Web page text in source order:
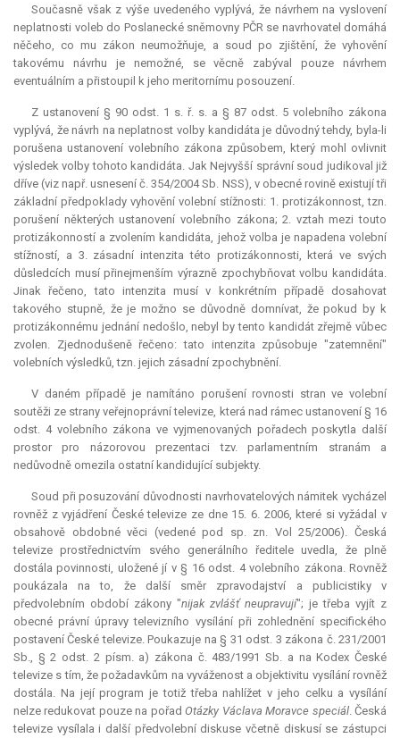
Současně však z výše uvedeného vyplývá, že návrhem na vyslovení
neplatnosti voleb do Poslanecké sněmovny PČR se navrhovatel domáhá
něčeho, co mu zákon neumožňuje, a soud po zjištění, že vyhovění
takovému návrhu je nemožné, se věcně zabýval pouze návrhem
eventuálním a přistoupil k jeho meritornímu posouzení.
Z ustanovení § 90 odst. 1 s. ř. s. a § 87 odst. 5 volebního zákona
vyplývá, že návrh na neplatnost volby kandidáta je důvodný tehdy, byla-li
porušena ustanovení volebního zákona způsobem, který mohl ovlivnit
výsledek volby tohoto kandidáta. Jak Nejvyšší správní soud judikoval již
dříve (viz např. usnesení č. 354/2004 Sb. NSS), v obecné rovině existují tři
základní předpoklady vyhovění volební stížnosti: 1. protizákonnost, tzn.
porušení některých ustanovení volebního zákona; 2. vztah mezi touto
protizákonností a zvolením kandidáta, jehož volba je napadena volební
stížností, a 3. zásadní intenzita této protizákonnosti, která ve svých
důsledcích musí přinejmenším výrazně zpochybňovat volbu kandidáta.
Jinak řečeno, tato intenzita musí v konkrétním případě dosahovat
takového stupně, že je možno se důvodně domnívat, že pokud by k
protizákonnému jednání nedošlo, nebyl by tento kandidát zřejmě vůbec
zvolen. Zjednodušeně řečeno: tato intenzita způsobuje "zatemnění"
volebních výsledků, tzn. jejich zásadní zpochybnění.
V daném případě je namítáno porušení rovnosti stran ve volební
soutěži ze strany veřejnoprávní televize, která nad rámec ustanovení § 16
odst. 4 volebního zákona ve vyjmenovaných pořadech poskytla další
prostor pro názorovou prezentaci tzv. parlamentním stranám a
nedůvodně omezila ostatní kandidující subjekty.
Soud při posuzování důvodnosti navrhovatelových námitek vycházel
rovněž z vyjádření České televize ze dne 15. 6. 2006, které si vyžádal v
obsahově obdobné věci (vedené pod sp. zn. Vol 25/2006). Česká
televize prostřednictvím svého generálního ředitele uvedla, že plně
dostála povinnosti, uložené jí v § 16 odst. 4 volebního zákona. Rovněž
poukázala na to, že další směr zpravodajství a publicistiky v
předvolebním období zákony "nijak zvlášť neupravují"; je třeba vyjít z
obecné právní úpravy televizního vysílání při zohlednění specifického
postavení České televize. Poukazuje na § 31 odst. 3 zákona č. 231/2001
Sb., § 2 odst. 2 písm. a) zákona č. 483/1991 Sb. a naKodex České
televize s tím, že požadavkům na vyváženost a objektivitu vysílání rovněž
dostála. Na její program je totiž třeba nahlížet v jeho celku a vysílání
nelze redukovat pouze na pořadOtázky Václava Moravce speciál. Česká
televize vysílala i další předvolební diskuse včetně diskusí se zástupci